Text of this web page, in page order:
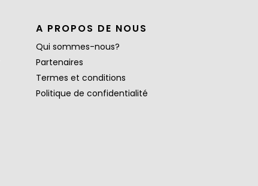
A PROPOS DE NOUS
Qui sommes-nous?
Partenaires
Termes et conditions
Politique de confidentialité